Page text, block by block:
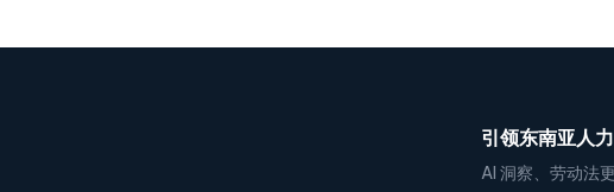
引领东南亚人
AI 洞察、劳动法